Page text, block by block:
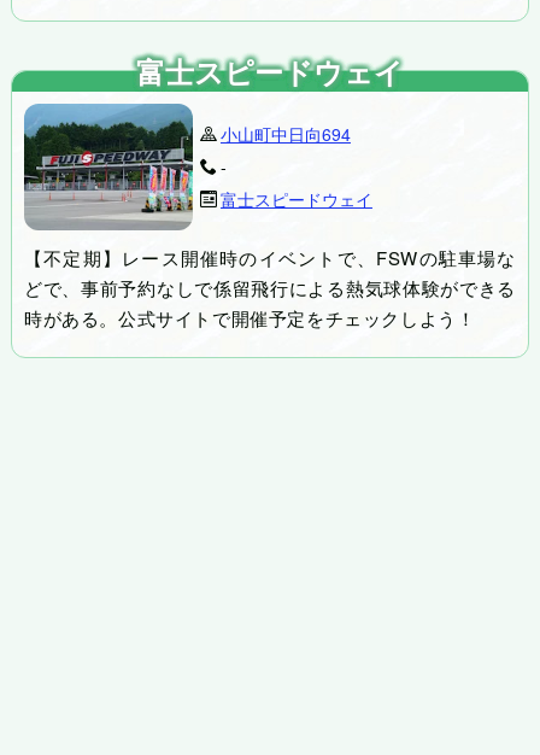
富士スピードウェイ
小山町中日向694
-
富士スピードウェイ
【不定期】レース開催時のイベントで、FSWの駐車場な
どで、事前予約なしで係留飛行による熱気球体験ができる
時がある。公式サイトで開催予定をチェックしよう！